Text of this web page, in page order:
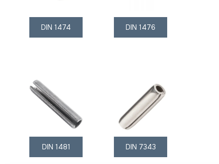
DIN 1474 DIN 1476
DIN 1481 DIN 7343